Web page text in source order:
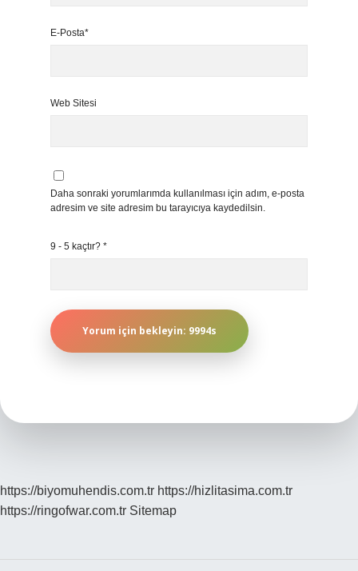
E-Posta*
Web Sitesi
Daha sonraki yorumlarımda kullanılması için adım, e-posta
adresim ve site adresim bu tarayıcıya kaydedilsin.
9 - 5 kaçtır? *
https://biyomuhendis.com.tr https://hizlitasima.com.tr
https://ringofwar.com.tr Sitemap